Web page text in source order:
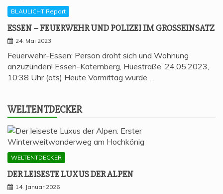
BLAULICHT Report
ESSEN – FEU­ER­WEHR UND POLI­ZEI IM GROSSEINSATZ
24. Mai 2023
Feuerwehr-Essen: Person droht sich und Wohnung
anzuzünden! Essen-Katernberg, Huestraße, 24.05.2023,
10:38 Uhr (ots) Heute Vormittag wurde…
WELT­ENT­DE­CKER
WELTENTDECKER
DER LEI­SES­TE LUXUS DER ALPEN
14. Januar 2026